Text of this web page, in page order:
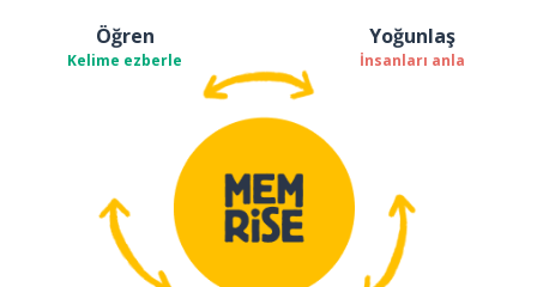
Öğren
Kelime ezberle
Yoğunlaş
İnsanları anla